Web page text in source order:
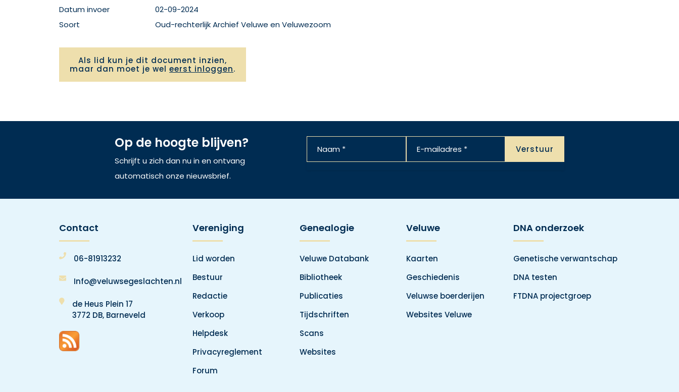
Datum invoer
02-09-2024
Soort
Oud-rechterlijk Archief Veluwe en Veluwezoom
Als lid kun je dit document inzien,
maar dan moet je wel eerst inloggen.
Op de hoogte blijven?
Schrijft u zich dan nu in en ontvang
automatisch onze nieuwsbrief.
Contact
06-81913232
Info@veluwsegeslachten.nl
de Heus Plein 17
3772 DB, Barneveld
Vereniging
Lid worden
Bestuur
Redactie
Verkoop
Helpdesk
Privacyreglement
Forum
Genealogie
Veluwe Databank
Bibliotheek
Publicaties
Tijdschriften
Scans
Websites
Veluwe
Kaarten
Geschiedenis
Veluwse boerderijen
Websites Veluwe
DNA onderzoek
Genetische verwantschap
DNA testen
FTDNA projectgroep